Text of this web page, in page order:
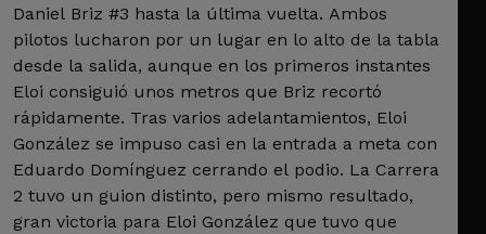
Daniel Briz #3 hasta la última vuelta. Ambos
pilotos lucharon por un lugar en lo alto de la tabla
desde la salida, aunque en los primeros instantes
Eloi consiguió unos metros que Briz recortó
rápidamente. Tras varios adelantamientos, Eloi
González se impuso casi en la entrada a meta con
Eduardo Domínguez cerrando el podio. La Carrera
2 tuvo un guion distinto, pero mismo resultado,
gran victoria para Eloi González que tuvo que